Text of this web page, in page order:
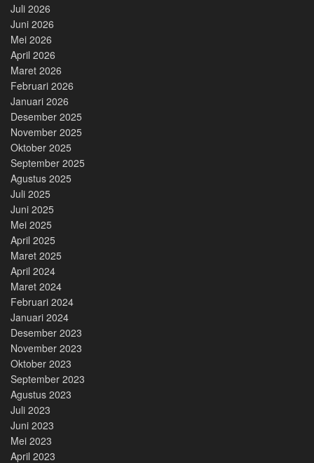
Juli 2026
Juni 2026
Mei 2026
April 2026
Maret 2026
Februari 2026
Januari 2026
Desember 2025
November 2025
Oktober 2025
September 2025
Agustus 2025
Juli 2025
Juni 2025
Mei 2025
April 2025
Maret 2025
April 2024
Maret 2024
Februari 2024
Januari 2024
Desember 2023
November 2023
Oktober 2023
September 2023
Agustus 2023
Juli 2023
Juni 2023
Mei 2023
April 2023